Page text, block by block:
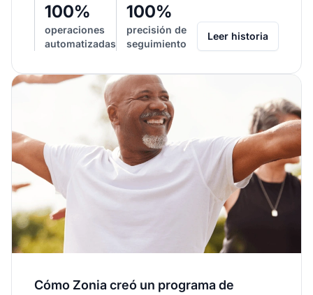
100%
operaciones
automatizadas
100%
precisión de
seguimiento
Leer historia
Cómo Zonia creó un programa de